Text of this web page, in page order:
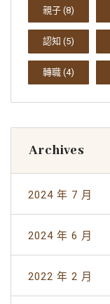
親子 (8)
認知 (5)
轉職 (4)
Archives
2024 年 7 月
2024 年 6 月
2022 年 2 月